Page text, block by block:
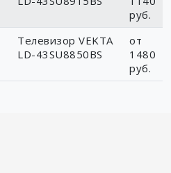
руб.
Телевизор VEKTA
LD-43SU8850BS
от
1480
руб.